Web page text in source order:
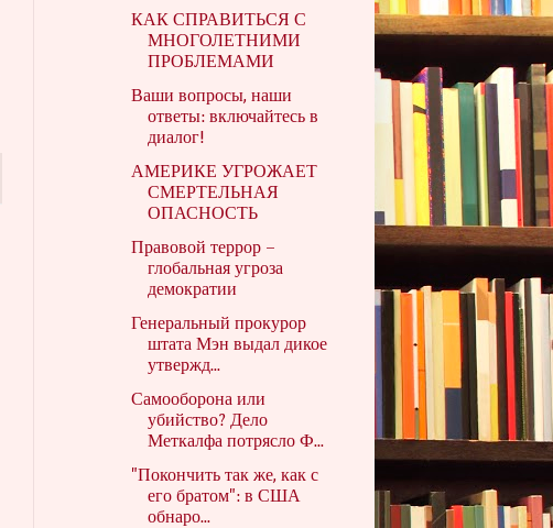
КАК СПРАВИТЬСЯ С
МНОГОЛЕТНИМИ
ПРОБЛЕМАМИ
Ваши вопросы, наши
ответы: включайтесь в
диалог!
АМЕРИКЕ УГРОЖАЕТ
СМЕРТЕЛЬНАЯ
ОПАСНОСТЬ
Правовой террор –
глобальная угроза
демократии
Генеральный прокурор
штата Мэн выдал дикое
утвержд...
Самооборона или
убийство? Дело
Меткалфа потрясло Ф...
"Покончить так же, как с
его братом": в США
обнаро...